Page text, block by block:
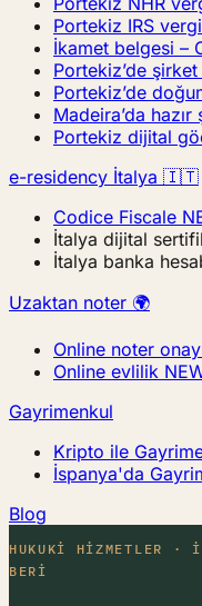
Portekiz IRS
İkamet belgesi –
Portekiz’de
Portekiz’de
Madeira’da hazır
Portekiz dijital
e-residency İtalya 🇮🇹
Codice Fiscale
İtalya dijital
İtalya banka
Uzaktan noter 🌍
Online noter
Online evlilik
Gayrimenkul
Kripto ile
İspanya'da
Blog
HUKUKI HIZMETLER ·
BERI